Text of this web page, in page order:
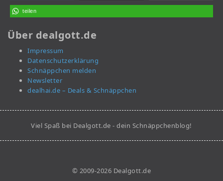
teilen
Über dealgott.de
Impressum
Datenschutzerklärung
Schnäppchen melden
Newsletter
dealhai.de – Deals & Schnäppchen
Viel Spaß bei Dealgott.de - dein Schnäppchenblog!
© 2009-2026 Dealgott.de